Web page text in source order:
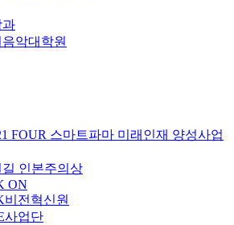
과
음악대학원
FOUR 스마트파마 미래인재 양성사업
길 인본주의상
ON
비전혁신원
사업단